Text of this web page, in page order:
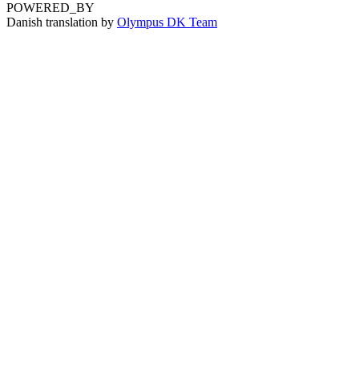
POWERED_BY
Danish translation by Olympus DK Team